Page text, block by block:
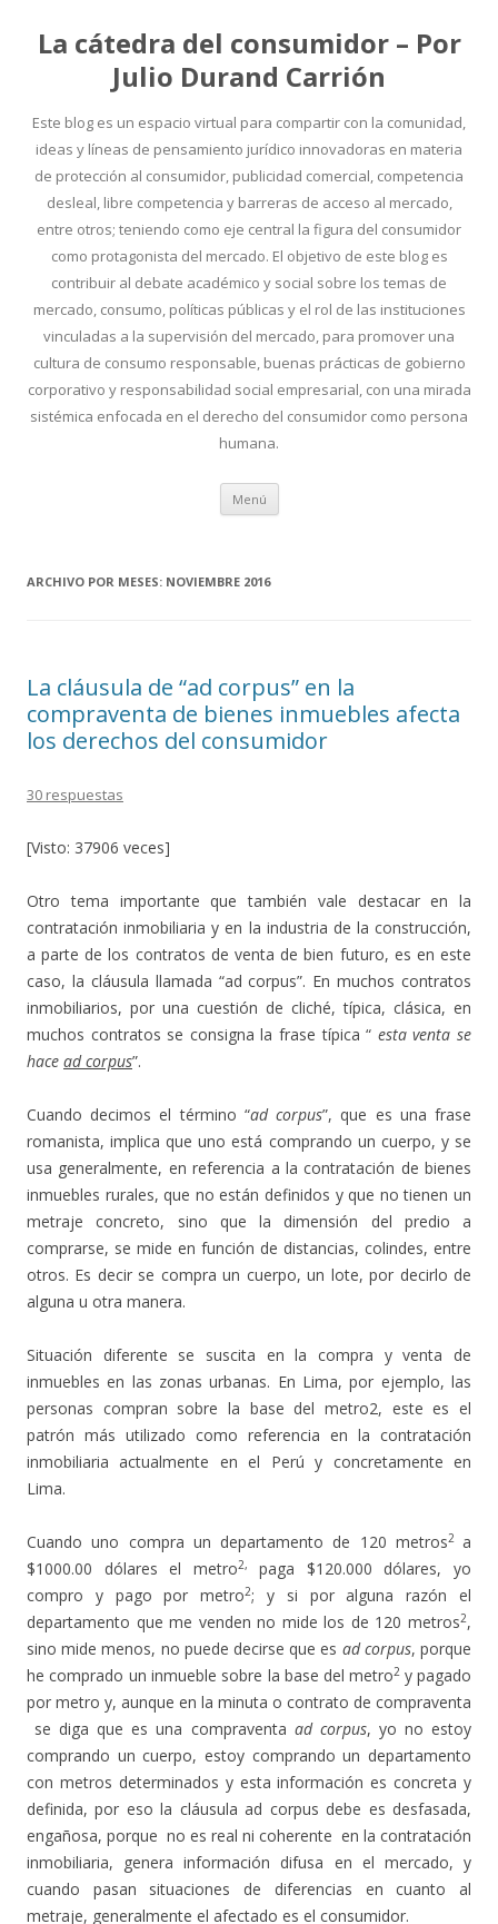
La cátedra del consumidor – Por
Julio Durand Carrión
Este blog es un espacio virtual para compartir con la comunidad,
ideas y líneas de pensamiento jurídico innovadoras en materia
de protección al consumidor, publicidad comercial, competencia
desleal, libre competencia y barreras de acceso al mercado,
entre otros; teniendo como eje central la figura del consumidor
como protagonista del mercado. El objetivo de este blog es
contribuir al debate académico y social sobre los temas de
mercado, consumo, políticas públicas y el rol de las instituciones
vinculadas a la supervisión del mercado, para promover una
cultura de consumo responsable, buenas prácticas de gobierno
corporativo y responsabilidad social empresarial, con una mirada
sistémica enfocada en el derecho del consumidor como persona
humana.
Menú Ir
contenido
ARCHIVO POR MESES: NOVIEMBRE 2016
La cláusula de “ad corpus” en la
compraventa de bienes inmuebles afecta
los derechos del consumidor
30 respuestas
[Visto: 37906 veces]
Otro tema importante que también vale destacar en la
contratación inmobiliaria y en la industria de la construcción,
a parte de los contratos de venta de bien futuro, es en este
caso, la cláusula llamada “ad corpus”. En muchos contratos
inmobiliarios, por una cuestión de cliché, típica, clásica, en
muchos contratos se consigna la frase típica “ esta venta se
hace ad corpus”.
Cuando decimos el término “ad corpus”, que es una frase
romanista, implica que uno está comprando un cuerpo, y se
usa generalmente, en referencia a la contratación de bienes
inmuebles rurales, que no están definidos y que no tienen un
metraje concreto, sino que la dimensión del predio a
comprarse, se mide en función de distancias, colindes, entre
otros. Es decir se compra un cuerpo, un lote, por decirlo de
alguna u otra manera.
Situación diferente se suscita en la compra y venta de
inmuebles en las zonas urbanas. En Lima, por ejemplo, las
personas compran sobre la base del metro2, este es el
patrón más utilizado como referencia en la contratación
inmobiliaria actualmente en el Perú y concretamente en
Lima.
Cuando uno compra un departamento de 120 metros2 a
$1000.00 dólares el metro2,
paga $120.000 dólares, yo
compro y pago por metro2; y si por alguna razón el
departamento que me venden no mide los de 120 metros2,
sino mide menos, no puede decirse que es ad corpus, porque
he comprado un inmueble sobre la base del metro2 y pagado
por metro y, aunque en la minuta o contrato de compraventa
se diga que es una compraventa ad corpus, yo no estoy
comprando un cuerpo, estoy comprando un departamento
con metros determinados y esta información es concreta y
definida, por eso la cláusula ad corpus debe es desfasada,
engañosa, porque no es real ni coherente en la contratación
inmobiliaria, genera información difusa en el mercado, y
cuando pasan situaciones de diferencias en cuanto al
metraje, generalmente el afectado es el consumidor.